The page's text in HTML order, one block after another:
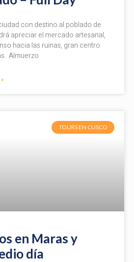
con destino al poblado de
apreciar el mercado artesanal,
hacia las ruinas, gran centro
Almuerzo
TOURS EN CUSCO
en Maras y
día